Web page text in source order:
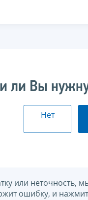
ли Вы
Нет
или
ошибку, и